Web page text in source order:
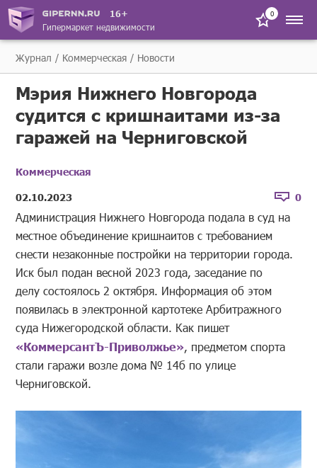
16+
Гипермаркет недвижимости
0
Журнал Коммерческая Новости
Мэрия Нижнего Новгорода
судится с кришнаитами из-за
гаражей на Черниговской
Коммерческая
02.10.2023
0
Администрация Нижнего Новгорода подала в суд на
местное объединение кришнаитов с требованием
снести незаконные постройки на территории города.
Иск был подан весной 2023 года, заседание по
делу состоялось 2 октября. Информация об этом
появилась в электронной картотеке Арбитражного
суда Нижегородской области. Как пишет
«КоммерсантЪ-Приволжье», предметом спорта
стали гаражи возле дома № 14б по улице
Черниговской.